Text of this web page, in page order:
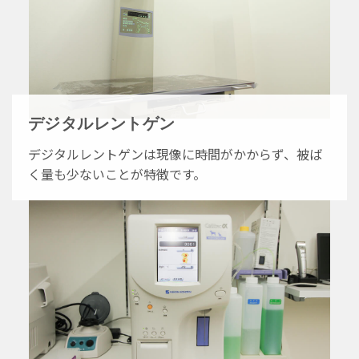
デジタルレントゲン
デジタルレントゲンは現像に時間がかからず、被ば
く量も少ないことが特徴です。